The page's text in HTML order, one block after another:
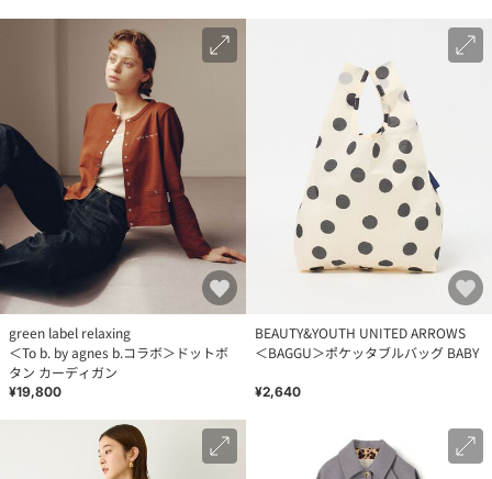
green label relaxing
＜To b. by agnes b.コラボ＞ドットボ
タン カーディガン
¥19,800
BEAUTY&YOUTH UNITED ARROWS
＜BAGGU＞ポケッタブルバッグ BABY
¥2,640